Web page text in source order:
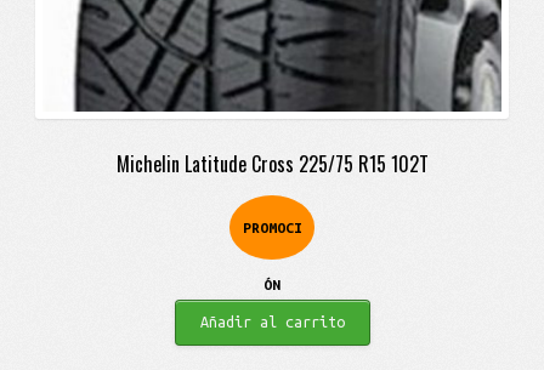
Michelin Latitude Cross 225/75 R15 102T
PROMOCI
ÓN
Añadir al carrito